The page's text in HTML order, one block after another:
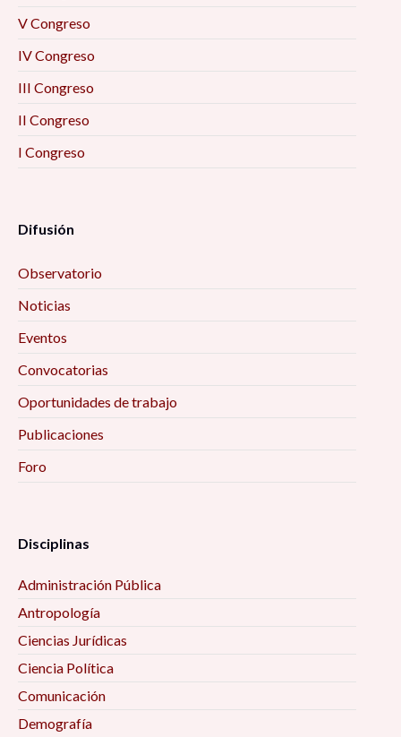
Prevención situacional del delito 10:00 am
puede ser 10:00 am
Metamorfosis: Familia, emociones y pandemia
SENTIK: Creación de redes sociales para la
Ciclo de conferencias «Educación, Actividad
Física y Salud» 10:00 am
Encuentro Interinstitucional de Estudios
Etarios 10:00 am
ejercicio de derechos políticos y civiles 10:00 am
La filosofía de las ciencias sociales 10:00 am
Mujeres, vejez y envejecimiento desde algunas
Digital 10:00 am
V Congreso
IV Congreso
III Congreso
II Congreso
I Congreso
Difusión
Observatorio
Noticias
Eventos
Convocatorias
Oportunidades de trabajo
Publicaciones
Foro
Disciplinas
Administración Pública
Antropología
Ciencias Jurídicas
Ciencia Política
Comunicación
Demografía